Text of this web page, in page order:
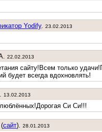
Yodify. 23.02.2013
22.02.2013
сайту!Всем только
будет всегда вдохновлять!
13.02.2013
Си Си!!!
(cайт). 28.01.2013